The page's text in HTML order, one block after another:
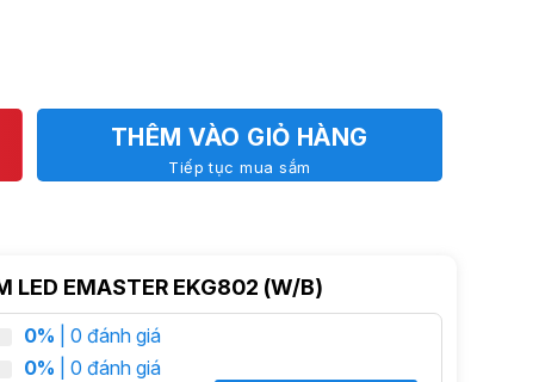
THÊM VÀO GIỎ HÀNG
Tiếp tục mua sắm
LED EMASTER EKG802 (W/B)
0% | 0 đánh giá
0% | 0 đánh giá